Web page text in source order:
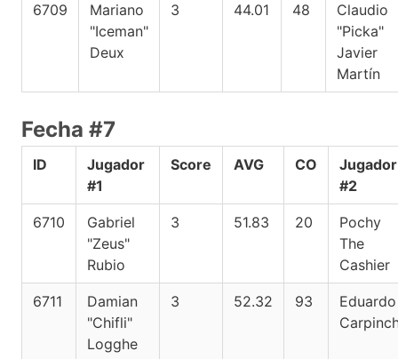
6709
Mariano
"Iceman"
Deux
3 44.01 48
Claudio
"Picka"
Javier
Martín
Fecha #7
ID
Jugador
#1
Score AVG CO
Jugador
#2
6710
Gabriel
"Zeus"
Rubio
3 51.83 20
Pochy
The
Cashier
6711
Damian
"Chifli"
Logghe
3 52.32 93
Eduardo